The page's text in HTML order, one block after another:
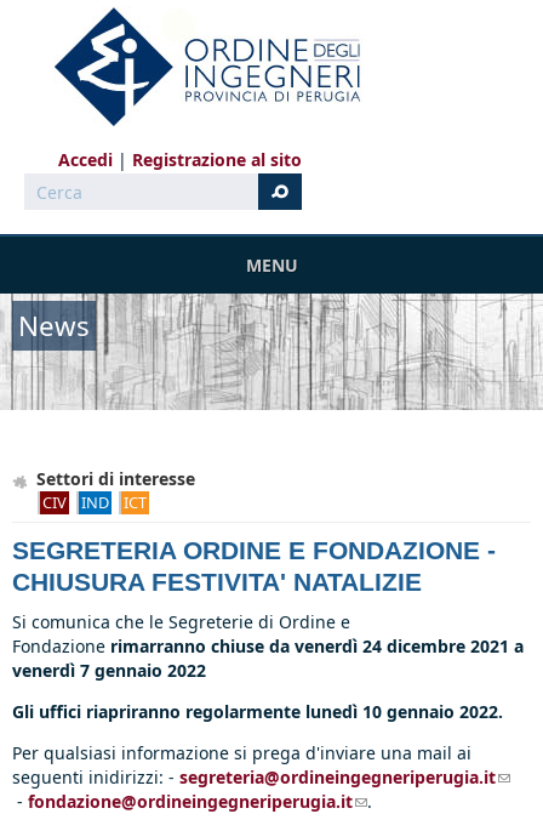
Salta al contenuto principale
Accedi
Registrazione al sito
Cerca
MENU
News
Settori di interesse
CIV IND ICT
SEGRETERIA ORDINE E FONDAZIONE -
CHIUSURA FESTIVITA' NATALIZIE
Si comunica che le Segreterie di Ordine e
Fondazione rimarranno chiuse da venerdì 24 dicembre 2021 a
venerdì 7 gennaio 2022
Gli uffici riapriranno regolarmente lunedì 10 gennaio 2022.
Per qualsiasi informazione si prega d'inviare una mail ai
seguenti inidirizzi: - segreteria@ordineingegneriperugia.it(link
- fondazione@ordineingegneriperugia.it(link sends e-mail)
.